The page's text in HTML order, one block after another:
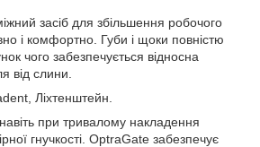
засіб для збільшення робочого
і комфортно. Губи і щоки повністю
чого забезпечується відносна
від слини.
Ліхтенштейн.
при тривалому накладення
гнучкості. OptraGate забезпечує